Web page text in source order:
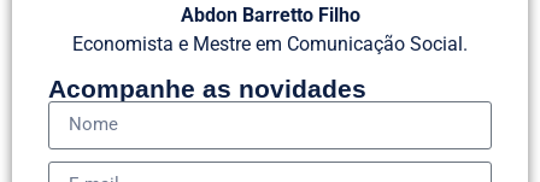
Abdon Barretto Filho
Economista e Mestre em Comunicação Social.
Acompanhe as novidades